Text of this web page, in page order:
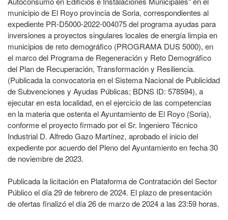
municipio de El Royo provincia de Soria, correspondientes al
expediente PR-D5000-2022-004075 del programa ayudas para
inversiones a proyectos singulares locales de energía limpia en
municipios de reto demográfico (PROGRAMA DUS 5000), en
el marco del Programa de Regeneración y Reto Demográfico
del Plan de Recuperación, Transformación y Resiliencia.
(Publicada la convocatoria en el Sistema Nacional de Publicidad
de Subvenciones y Ayudas Públicas; BDNS ID: 578594), a
ejecutar en esta localidad, en el ejercicio de las competencias
en la materia que ostenta el Ayuntamiento de El Royo (Soria),
conforme el proyecto firmado por el Sr. Ingeniero Técnico
Industrial D. Alfredo Gazo Martínez, aprobado el inicio del
expediente por acuerdo del Pleno del Ayuntamiento en fecha 30
de noviembre de 2023.
Publicada la licitación en Plataforma de Contratación del Sector
Público el día 29 de febrero de 2024. El plazo de presentación
de ofertas finalizó el día 26 de marzo de 2024 a las 23:59 horas.